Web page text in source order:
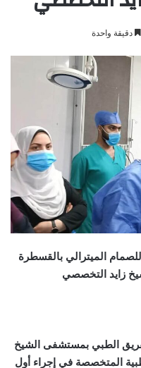
دقيقة واحدة
الميترالي بالقسطرة
زايد التخصصي
الطبي بمستشفى الشيخ
المتخصصة في إجراء أول